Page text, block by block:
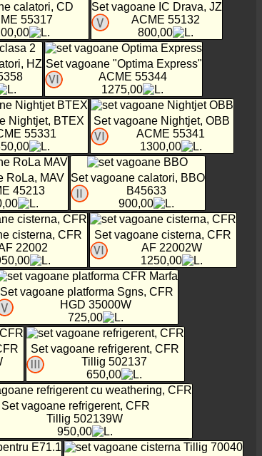
calatori, CD
55317
Set vagoane IC Drava, JZ
ACME 55132
800,00
HZ Set vagoane "Optima Express"
ACME 55344
1275,00
Nightjet, BTEX
55331
Set vagoane Nightjet, OBB
ACME 55341
1300,00
RoLa, MAV
45213
Set vagoane calatori, BBO
B45633
900,00
cisterna, CFR
22002
Set vagoane cisterna, CFR
AF 22002W
1250,00
Set vagoane platforma Sgns, CFR
HGD 35000W
725,00
Set vagoane refrigerent, CFR
Tillig 502137
650,00
Set vagoane refrigerent, CFR
Tillig 502139W
950,00